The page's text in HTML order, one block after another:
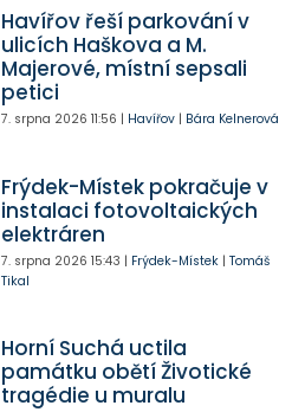
Havířov řeší parkování v
ulicích Haškova a M.
Majerové, místní sepsali
petici
7. srpna 2026 11:56 | Havířov| Bára Kelnerová
Frýdek-Místek pokračuje v
instalaci fotovoltaických
elektráren
7. srpna 2026 15:43 | Frýdek-Místek| Tomáš
Tikal
Horní Suchá uctila
památku obětí Životické
tragédie u muralu